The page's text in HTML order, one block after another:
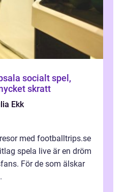
spel,
skratt
Ekk
med footballtrips.se
spela live är en dröm
För de som älskar